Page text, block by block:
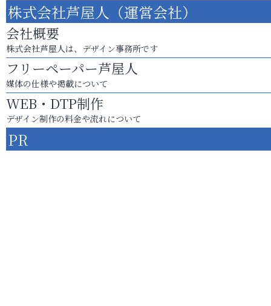
株式会社芦屋人（運営会社）
会社概要
株式会社芦屋人は、デザイン事務所です
フリーペーパー芦屋人
媒体の仕様や掲載について
WEB・DTP制作
デザイン制作の料金や流れについて
PR